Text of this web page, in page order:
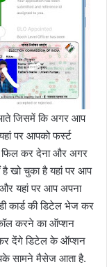
जिसमें कि अगर आप
पर आपको फर्स्ट
फिल कर देना और अगर
खो चुका है यहां पर आप
यहां पर आप अपना
कार्ड की डिटेल भेज कर
करने का ऑप्शन
कर देंगे डिटेल के ऑप्शन
सामने मैसेज आता है.